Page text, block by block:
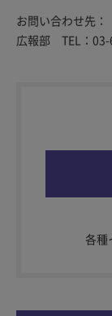
お問い合わせ先：
広報部 TEL：03-
各種